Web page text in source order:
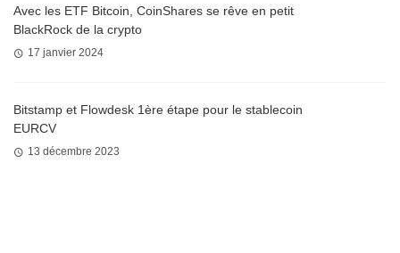
Avec les ETF Bitcoin, CoinShares se rêve en petit
BlackRock de la crypto
17 janvier 2024
Bitstamp et Flowdesk 1ère étape pour le stablecoin
EURCV
13 décembre 2023